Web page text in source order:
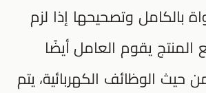
بالكامل وتصحيحها إذا لزم
المنتج يقوم العامل أيضًا
الوظائف الكهربائية، يتم